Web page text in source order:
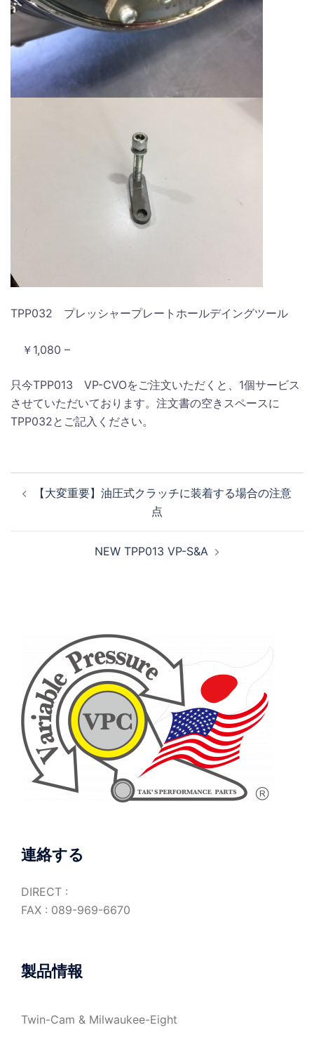
TPP032 プレッシャープレートホールデイングツール
￥1,080 –
只今TPP013 VP-CVOをご注文いただくと、1個サービス
させていただいております。注文書の空きスペースに
TPP032とご記入ください。
稿
【大変重要】油圧式クラッチに装着する場合の注意
点
NEW TPP013 VP-S&A
連絡する
DIRECT :
FAX : 089-969-6670
製品情報
Twin-Cam & Milwaukee-Eight